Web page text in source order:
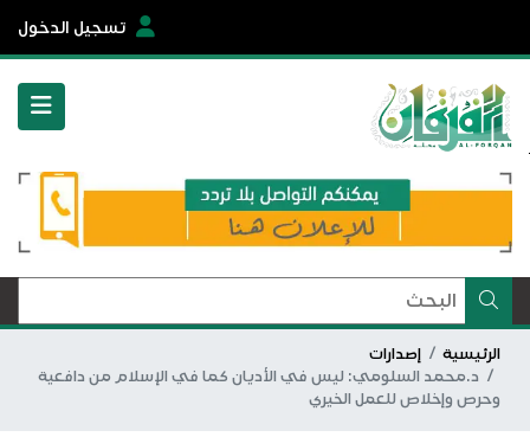
تسجيل الدخول
الرئيسية
إصدارات
د.محمد السلومي: ليس في الأديان كما في الإسلام من دافعية
وحرص وإخلاص للعمل الخيري